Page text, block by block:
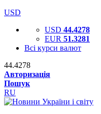
USD
USD 44.4278
EUR 51.3281
Всі курси валют
44.4278
Авторизація
Пошук
RU